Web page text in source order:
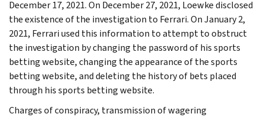
December 17, 2021. On December 27, 2021, Loewke disclosed
the existence of the investigation to Ferrari. On January 2,
2021, Ferrari used this information to attempt to obstruct
the investigation by changing the password of his sports
betting website, changing the appearance of the sports
betting website, and deleting the history of bets placed
through his sports betting website.
Charges of conspiracy, transmission of wagering